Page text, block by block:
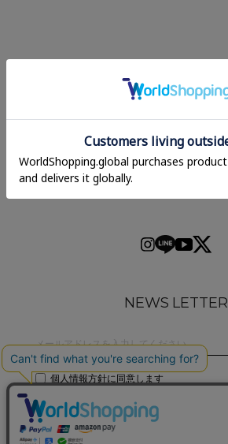
NEWS LETTER
個人情報方針に同意します